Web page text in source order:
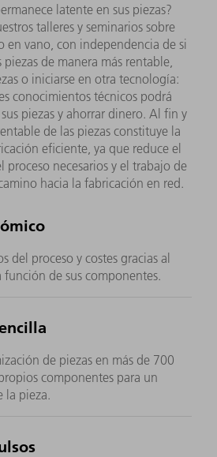
latente en sus piezas?
talleres y seminarios sobre
en vano, con independencia de si
piezas de manera más rentable,
o iniciarse en otra tecnología:
conocimientos técnicos podrá
piezas y ahorrar dinero. Al fin y
de las piezas constituye la
eficiente, ya que reduce el
proceso necesarios y el trabajo de
hacia la fabricación en red.
del proceso y costes gracias al
de sus componentes.
de piezas en más de 700
componentes para un
la pieza.